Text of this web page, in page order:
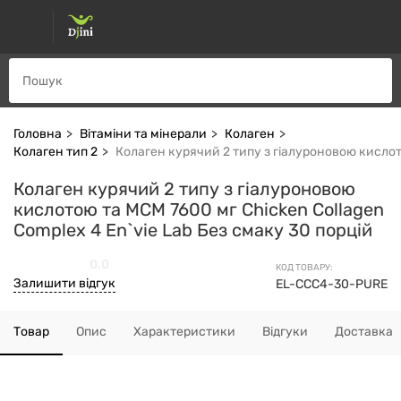
Головна Вітаміни та мінерали
Колаген
Колаген тип 2
Колаген курячий 2 типу з гіалуроновою
Колаген курячий 2 типу з гіалуроновою
кислотою та МСМ 7600 мг Chicken Collagen
Complex 4 En`vie Lab Без смаку 30 порцій
КОД ТОВАРУ:
EL-CCC4-30-PURE
Залишити відгук
Товар Опис Характеристики Відгуки Доставка